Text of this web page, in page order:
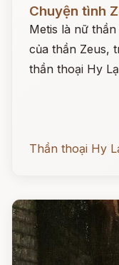
Chuyện tình
Metis là nữ
của thần Zeus,
thần thoại Hy
Thần thoại Hy